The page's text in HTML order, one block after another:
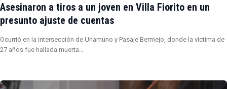
Asesinaron a tiros a un joven en Villa Fiorito en un
presunto ajuste de cuentas
Ocurrió en la intersección de Unamuno y Pasaje Bermejo, donde la víctima de
27 años fue hallada muerta…